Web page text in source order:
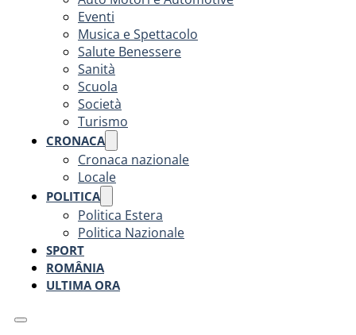
Eventi
Musica e Spettacolo
Salute Benessere
Sanità
Scuola
Società
Turismo
CRONACA
Cronaca nazionale
Locale
POLITICA
Politica Estera
Politica Nazionale
SPORT
ROMÂNIA
ULTIMA ORA